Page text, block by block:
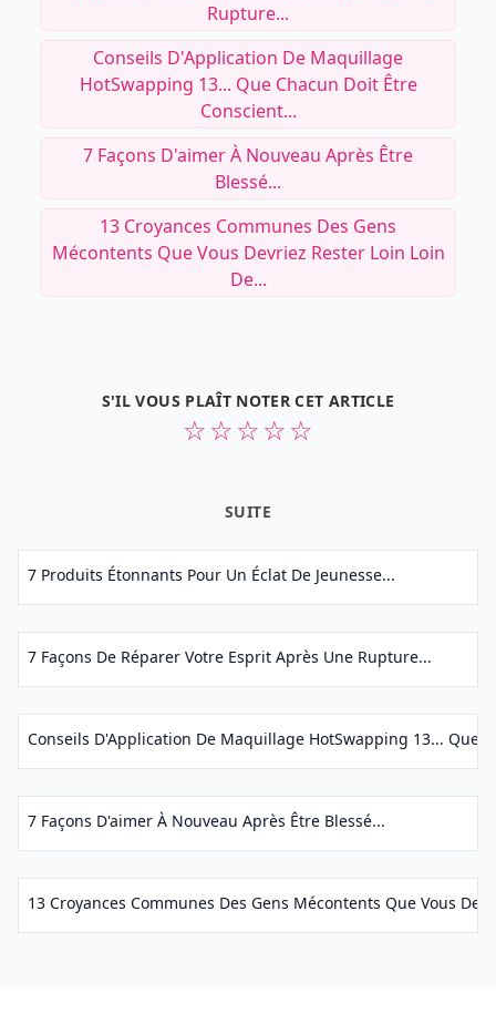
Rupture...
Conseils D'Application De Maquillage
HotSwapping 13... Que Chacun Doit Être
Conscient...
7 Façons D'aimer À Nouveau Après Être
Blessé...
13 Croyances Communes Des Gens
Mécontents Que Vous Devriez Rester Loin Loin
De...
S'IL VOUS PLAÎT NOTER CET ARTICLE
☆
☆
☆
☆
☆
SUITE
7 Produits Étonnants Pour Un Éclat De Jeunesse...
7 Façons De Réparer Votre Esprit Après Une Rupture...
Conseils D'Application De Maquillage HotSwapping 13... Que
7 Façons D'aimer À Nouveau Après Être Blessé...
13 Croyances Communes Des Gens Mécontents Que Vous